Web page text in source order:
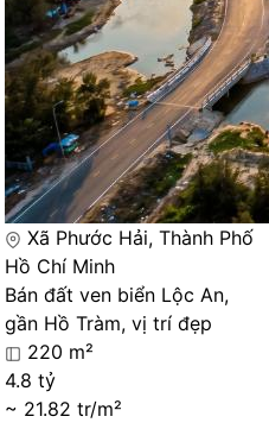
Xã Phước Hải, Thành Phố
Hồ Chí Minh
Bán đất ven biển Lộc An,
gần Hồ Tràm, vị trí đẹp
220 m²
4.8 tỷ
~ 21.82 tr/m²